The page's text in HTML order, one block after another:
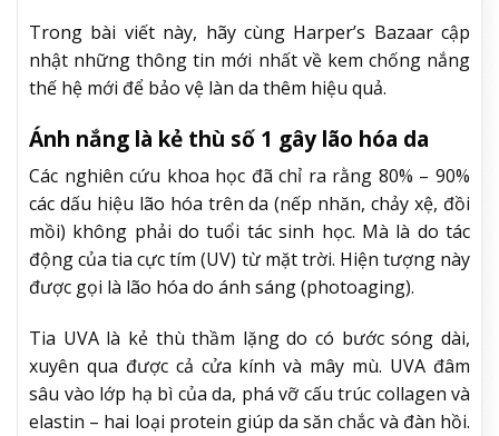
Trong bài viết này, hãy cùng Harper’s Bazaar cập
nhật những thông tin mới nhất về kem chống nắng
thế hệ mới để bảo vệ làn da thêm hiệu quả.
Ánh nắng là kẻ thù số 1 gây lão hóa da
Các nghiên cứu khoa học đã chỉ ra rằng 80% – 90%
các dấu hiệu lão hóa trên da (nếp nhăn, chảy xệ, đồi
mồi) không phải do tuổi tác sinh học. Mà là do tác
động của tia cực tím (UV) từ mặt trời. Hiện tượng này
được gọi là lão hóa do ánh sáng (photoaging).
Tia UVA là kẻ thù thầm lặng do có bước sóng dài,
xuyên qua được cả cửa kính và mây mù. UVA đâm
sâu vào lớp hạ bì của da, phá vỡ cấu trúc collagen và
elastin – hai loại protein giúp da săn chắc và đàn hồi.